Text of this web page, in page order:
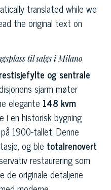
translated while we
the original text on
til salgs i Milano
og sentrale
sjarm møter
elegante 148 kvm
i en historisk bygning
1900-tallet. Denne
og ble totalrenovert
restaurering som
originale detaljene